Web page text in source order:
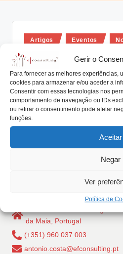
Gerir o
Para fornecer as melhores experiências,
cookies para armazenar e/ou aceder a
Consentir com essas tecnologias nos
comportamento de navegação ou IDs
ou retirar o consentimento pode afetar
funções.
Aceitar
Negar
Ver
Política de
u
lt
i
n
g
.
p
Posted
Artigos Eventos
Projeto RevitAgri –
da Peneda Gerês e
Familiares
Posted
by
António Nogueira da Costa
No âmbito do projeto RevitAgri
Peneda Gerês, no dia 13 de
da Maia, Portugal
(+351) 960 037 003
antonio.costa@efconsulting.pt